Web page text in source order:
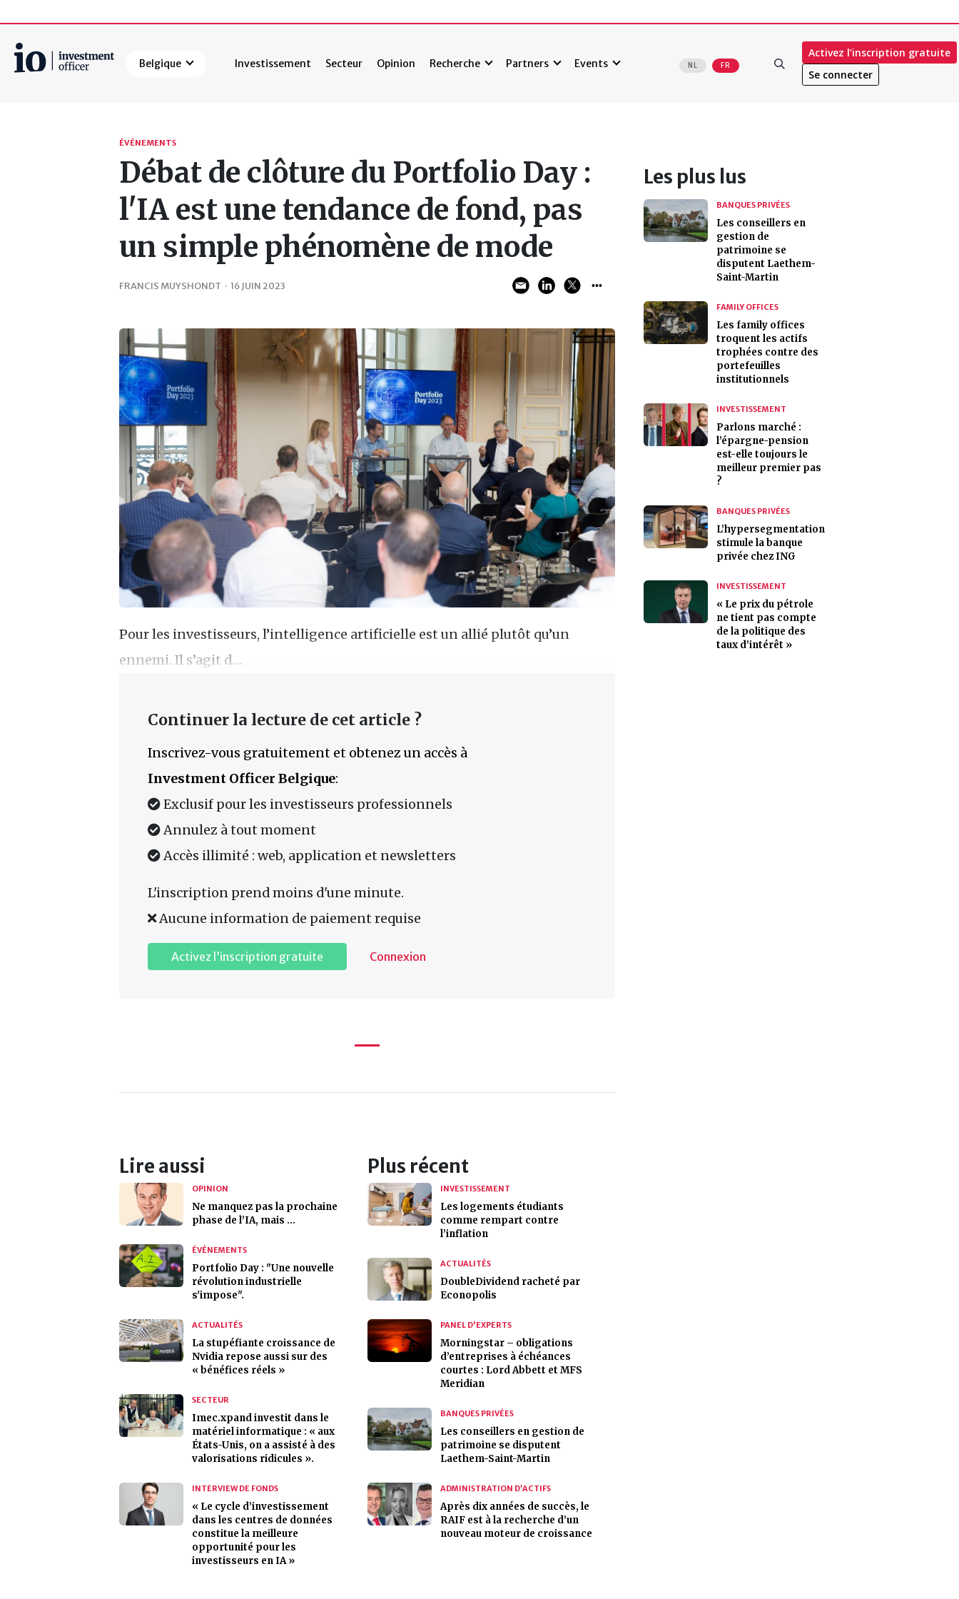
Belgique Investissement Secteur Opinion Recherche Partners Events NL FR
Activez l’inscription gratuite
Se connecter
ÉVÉNEMENTS
Débat de clôture du Portfolio Day :
l'IA est une tendance de fond, pas
un simple phénomène de mode
FRANCIS MUYSHONDT · 16 JUIN 2023
Pour les investisseurs, l’intelligence artificielle est un allié plutôt qu’un
ennemi. Il s’agit d…
Continuer la lecture de cet article ?
Inscrivez-vous gratuitement et obtenez un accès à
Investment Officer Belgique:
Exclusif pour les investisseurs professionnels
Annulez à tout moment
Accès illimité : web, application et newsletters
L'inscription prend moins d'une minute.
Aucune information de paiement requise
Activez l’inscription gratuite Connexion
Lire aussi
OPINION
Ne manquez pas la prochaine
phase de l’IA, mais …
ÉVÉNEMENTS
Portfolio Day : "Une nouvelle
révolution industrielle
s'impose".
ACTUALITÉS
La stupéfiante croissance de
Nvidia repose aussi sur des
« bénéfices réels »
SECTEUR
Imec.xpand investit dans le
matériel informatique : « aux
États-Unis, on a assisté à des
valorisations ridicules ».
INTERVIEW DE FONDS
« Le cycle d’investissement
dans les centres de données
constitue la meilleure
opportunité pour les
investisseurs en IA »
Plus récent
INVESTISSEMENT
Les logements étudiants
comme rempart contre
l’inflation
ACTUALITÉS
DoubleDividend racheté par
Econopolis
PANEL D'EXPERTS
Morningstar – obligations
d’entreprises à échéances
courtes : Lord Abbett et MFS
Meridian
BANQUES PRIVÉES
Les conseillers en gestion de
patrimoine se disputent
Laethem-Saint-Martin
ADMINISTRATION D’ACTIFS
Après dix années de succès, le
RAIF est à la recherche d’un
nouveau moteur de croissance
Les plus lus
BANQUES PRIVÉES
Les conseillers en
gestion de
patrimoine se
disputent Laethem-
Saint-Martin
FAMILY OFFICES
Les family offices
troquent les actifs
trophées contre des
portefeuilles
institutionnels
INVESTISSEMENT
Parlons marché :
l’épargne-pension
est-elle toujours le
meilleur premier pas
?
BANQUES PRIVÉES
L’hypersegmentation
stimule la banque
privée chez ING
INVESTISSEMENT
« Le prix du pétrole
ne tient pas compte
de la politique des
taux d’intérêt »